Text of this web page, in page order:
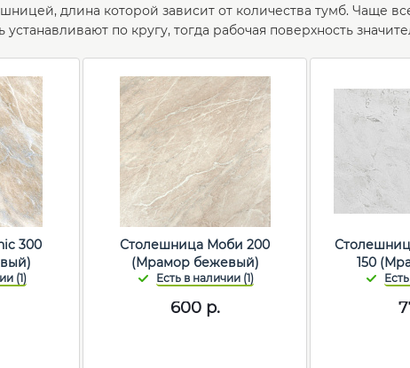
длина которой зависит от количества тумб. Чаще
по кругу, тогда рабочая поверхность
300
Столешница Моби 200
(Мрамор бежевый)
600р.
150